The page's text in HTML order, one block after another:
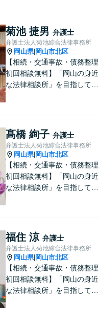
でサポートしていきます。ど
んなささいなことでも構いま
せん。お気軽にご相談くださ
い。【土曜日も受付可能】
【専用駐車場あり】
菊池 捷男 弁護士
弁護士法人菊池綜合法律事務所
岡山県| 岡山市北区
【相続・交通事故・債務整理
初回相談無料】「岡山の身近
な法律相談所」を目指してい
でサポートしていきます。ど
んなささいなことでも構いま
せん。お気軽にご相談くださ
い。【土曜日も受付可能】
【専用駐車場あり】
髙橋 絢子 弁護士
弁護士法人菊池綜合法律事務所
岡山県| 岡山市北区
【相続・交通事故・債務整理
初回相談無料】「岡山の身近
な法律相談所」を目指してい
でサポートしていきます。ど
んなささいなことでも構いま
せん。お気軽にご相談くださ
い。【土曜日も受付可能】
【専用駐車場あり】
福住 涼 弁護士
弁護士法人菊池綜合法律事務所
岡山県| 岡山市北区
【相続・交通事故・債務整理
初回相談無料】「岡山の身近
な法律相談所」を目指してい